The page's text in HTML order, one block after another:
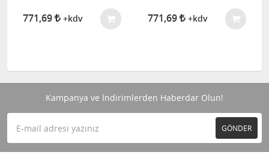
771,69 +kdv 771,69 +kdv
Kampanya ve İndirimlerden Haberdar Olun!
GÖNDER